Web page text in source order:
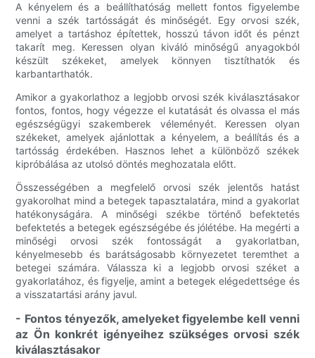
A kényelem és a beállíthatóság mellett fontos figyelembe
venni a szék tartósságát és minőségét. Egy orvosi szék,
amelyet a tartáshoz építettek, hosszú távon időt és pénzt
takarít meg. Keressen olyan kiváló minőségű anyagokból
készült székeket, amelyek könnyen tisztíthatók és
karbantarthatók.
Amikor a gyakorlathoz a legjobb orvosi szék kiválasztásakor
fontos, fontos, hogy végezze el kutatását és olvassa el más
egészségügyi szakemberek véleményét. Keressen olyan
székeket, amelyek ajánlottak a kényelem, a beállítás és a
tartósság érdekében. Hasznos lehet a különböző székek
kipróbálása az utolsó döntés meghozatala előtt.
Összességében a megfelelő orvosi szék jelentős hatást
gyakorolhat mind a betegek tapasztalatára, mind a gyakorlat
hatékonyságára. A minőségi székbe történő befektetés
befektetés a betegek egészségébe és jólétébe. Ha megérti a
minőségi orvosi szék fontosságát a gyakorlatban,
kényelmesebb és barátságosabb környezetet teremthet a
betegei számára. Válassza ki a legjobb orvosi széket a
gyakorlatához, és figyelje, amint a betegek elégedettsége és
a visszatartási arány javul.
- Fontos tényezők, amelyeket figyelembe kell venni
az Ön konkrét igényeihez szükséges orvosi szék
kiválasztásakor